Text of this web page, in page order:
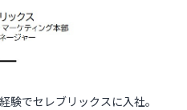
験でセレブリックスに入社。